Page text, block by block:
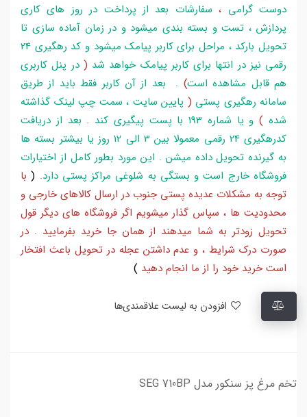
دوست گرامی ،سفارشات بعد از پرداخت در روز های کاری
پردازش ، تست و بسته بندی میشود و در زمان آماده سازی تا
تحویل بارکد ، مراحل برای کاربر پیامک میشود و کد رهگیری 24
رقمی نیز در انتها برای کاربر پیامک خواهد شد ( در پنل کاربری
هم قابل مشاهده است) . بعد از آن کاربر فقط باید از طریق
سامانه رهگیری پستی ( پایین سایت ، سمت چپ لینک گذاشته
شده )
و یا شماره 193 با پست پیگیری کند . بعد از دریافت
کدرهگیری 24 رقمی معمولا بین 3 الی 12 روز یا بیشتر بسته ها
به گیرنده تحویل داده میشن . این مورد بطور کامل از اختیارات
فروشگاه خارج است و بستگی به شلوغی مراکز پستی دارد.
(با
توجه به مشکلات عدیده پستی جنوب در ارسال کالاهای خارجی و
محدودیت ها ، سپاس گذار میشویم اگر فروشگاه های دیگر قول
تحویل زودتر به شما میدهند از همان جا خرید بفرمایید . در
صورت درک شرایط ، و عدم داشتن عجله در تحویل باعث افتخار
است خرید خود را از ما انجام دهید )
تخم مرغ پز سنکور مدل SEG 710BP